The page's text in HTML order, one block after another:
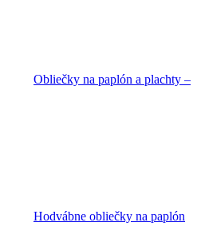
Obliečky na paplón a plachty –
Hodvábne obliečky na paplón